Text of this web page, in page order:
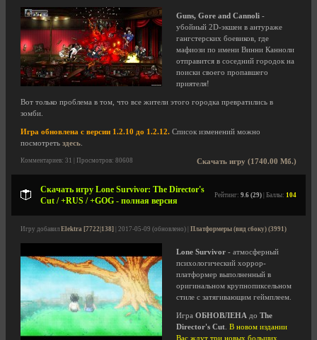
Guns, Gore and Cannoli -
убойный 2D-экшен в антураже
гангстерских боевиков, где
мафиози по имени Винни Канноли
отправится в соседний городок на
поиски своего пропавшего
приятеля!
Вот только проблема в том, что все жители этого городка превратились в
зомби.
Игра обновлена с версии 1.2.10 до 1.2.12. Список изменений можно
посмотреть здесь
Скачать игру (1740.00 Мб.)
Комментариев: 31 | Просмотров: 80608
Скачать игру Lone Survivor: The Director's
Cut / +RUS / +GOG - полная версия
Рейтинг: 9.6 (29) | Баллы: 104
Игру добавил Elektra [7722|138] | 2017-05-09 (обновлено) | Платформеры (вид сбоку) (3991)
Lone Survivor - атмосферный
психологический хоррор-
платформер выполненный в
оригинальном крупнопиксельном
стиле с затягивающим геймплеем.
Игра ОБНОВЛЕНА до The
Director's Cut В новом издании
Вас ждут три новых больших